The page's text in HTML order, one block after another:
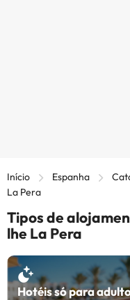
Início Espanha
La Pera
Tipos de
lhe La Pera
Hotéis só para